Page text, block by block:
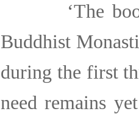
‘The book
Buddhist
during the first
need remains